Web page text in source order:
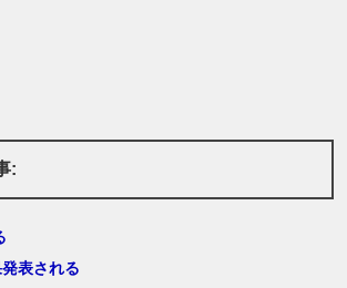
:
表される